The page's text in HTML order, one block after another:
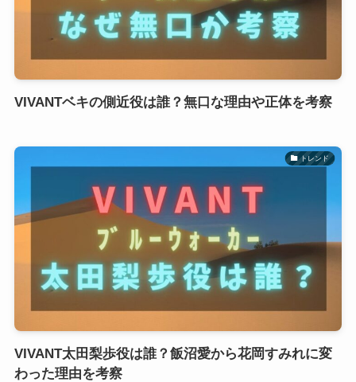
VIVANTベキの側近役は誰？無口な理由や正体を考察
トレンド
VIVANT太田梨歩役は誰？飯沼愛から花岡すみれに変
わった理由を考察